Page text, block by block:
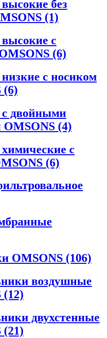
без
(1)
с
(6)
с носиком
(6)
двойными
OMSONS (4)
с
(6)
OMSONS (106)
воздушные
(12)
двухстенные
(21)